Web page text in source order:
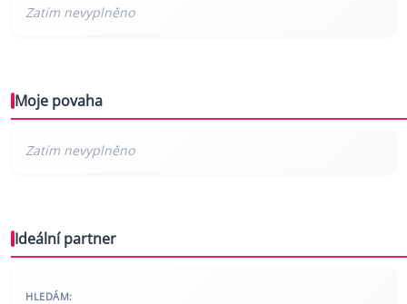
Moje povaha
Ideální partner
HLEDÁM: